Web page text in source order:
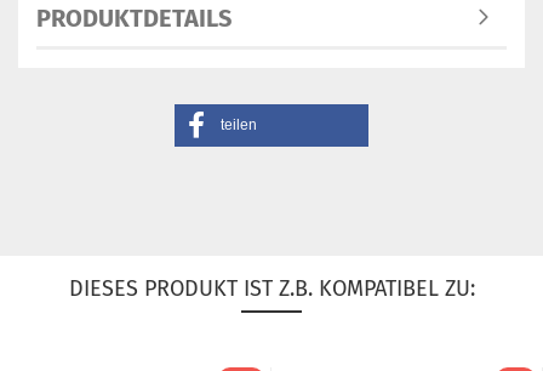
PRODUKTDETAILS
teilen
DIESES PRODUKT IST Z.B. KOMPATIBEL ZU: